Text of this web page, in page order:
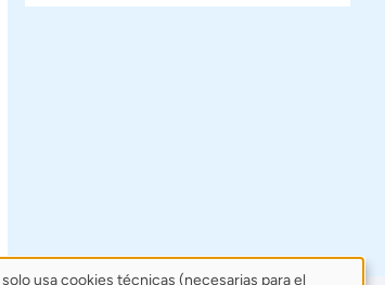
usa cookies técnicas (necesarias para el